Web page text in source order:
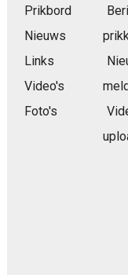
Prikbord
Nieuws
Links
Video's
Foto's